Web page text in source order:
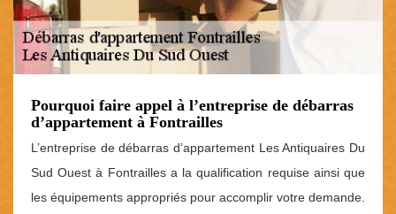
Pourquoi faire appel à l’entreprise de débarras
d’appartement à Fontrailles
L’entreprise de débarras d’appartement Les Antiquaires Du
Sud Ouest à Fontrailles a la qualification requise ainsi que
les équipements appropriés pour accomplir votre demande.